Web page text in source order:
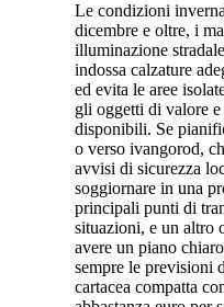
Le condizioni
dicembre e oltre, i
illuminazione
indossa calzature
ed evita le aree
gli oggetti di valore
disponibili. Se
o verso ivangorod,
avvisi di sicurezza
soggiornare in una
principali punti di
situazioni, e un altro
avere un piano
sempre le previsioni
cartacea compatta